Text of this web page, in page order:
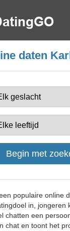
daten
populaire online
in, jongeren
chatten een
chat en toont het